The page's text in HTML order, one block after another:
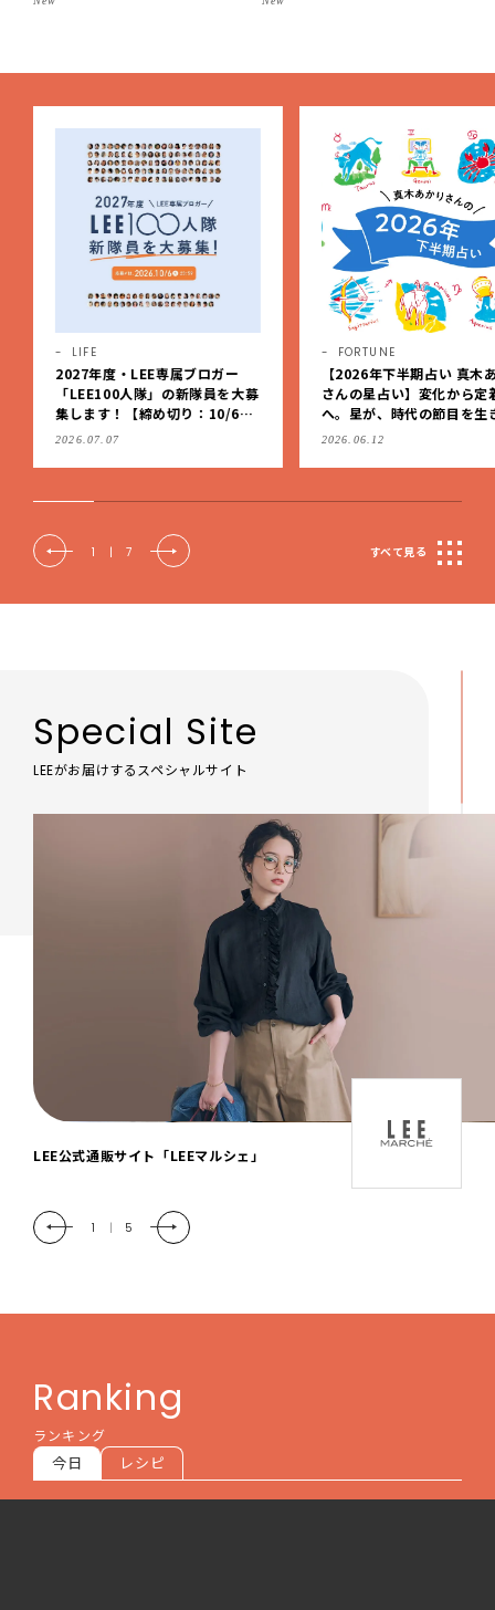
FORTUNE
【2026年下半期占い 真木あかり
さんの星占い】変化から定着
へ。星が、時代の節目を生きる
私たちを導く
2026.06.12
LIFE
第2弾！【LEE「小さい家
賞】募集スタート！グラン
賞金は10万円【応募は9月
（日）まで】
2026.07.07
2 | 7 すべて見る
Special Site
LEEがお届けするスペシャルサイト
「LEE DAYS」本物志向にときめく。大人カ
2 | 5
Ranking
ランキング
今日 レシピ